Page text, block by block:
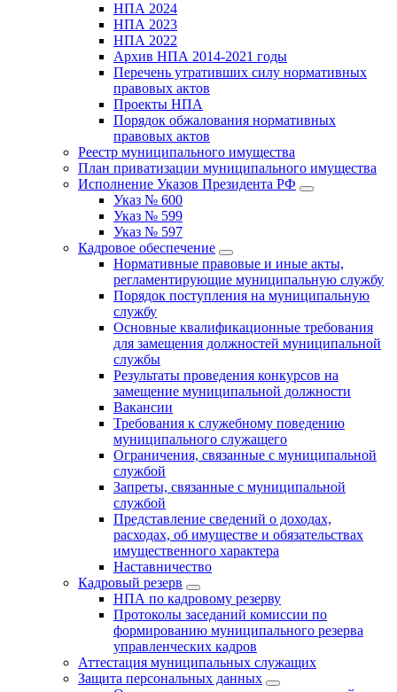
НПА 2024
НПА 2023
НПА 2022
Архив НПА 2014-2021 годы
Перечень утративших силу нормативных
правовых актов
Проекты НПА
Порядок обжалования нормативных
правовых актов
Реестр муниципального имущества
План приватизации муниципального имущества
Исполнение Указов Президента РФ
Указ № 600
Указ № 599
Указ № 597
Кадровое обеспечение
Нормативные правовые и иные акты,
регламентирующие муниципальную службу
Порядок поступления на муниципальную
службу
Основные квалификационные требования
для замещения должностей муниципальной
службы
Результаты проведения конкурсов на
замещение муниципальной должности
Вакансии
Требования к служебному поведению
муниципального служащего
Ограничения, связанные с муниципальной
службой
Запреты, связанные с муниципальной
службой
Представление сведений о доходах,
расходах, об имуществе и обязательствах
имущественного характера
Наставничество
Кадровый резерв
НПА по кадровому резерву
Протоколы заседаний комиссии по
формированию муниципального резерва
управленческих кадров
Аттестация муниципальных служащих
Защита персональных данных